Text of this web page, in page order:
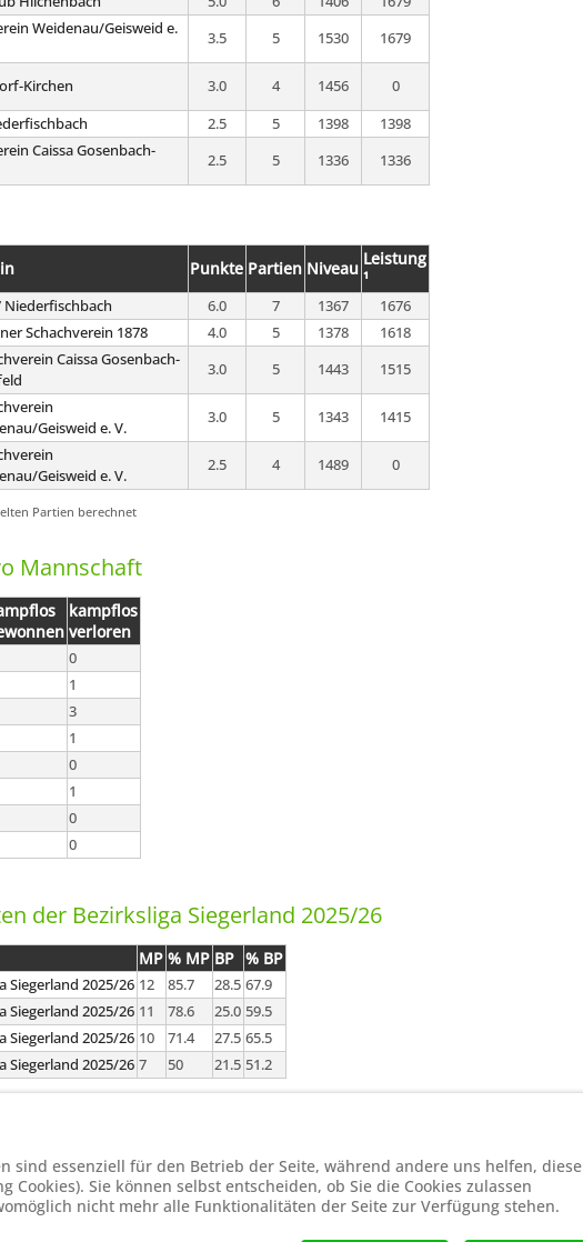
Weidenau/Geisweid e.
3.5 5 1530 1679
Kirchen 3.0 4 1456
0
2.5 5 1398
1398
Caissa Gosenbach-
2.5 5 1336 1336
Punkte Partien Niveau Leistung
¹
Niederfischbach 6.0 7 1367
1676
Schachverein 1878 4.0 5 1378
1618
Caissa Gosenbach-
3.0 5 1443 1515
Geisweid e. V.
3.0 5 1343 1415
Geisweid e. V.
2.5 4 1489 0
Partien berechnet
Mannschaft
kampflos
verloren
0
1
3
1
0
1
0
0
der Bezirksliga Siegerland 2025/26
MP % MP BP % BP
Siegerland 2025/26 12 85.7 28.5 67.9
Siegerland 2025/26 11 78.6 25.0 59.5
Siegerland 2025/26 10 71.4 27.5 65.5
Siegerland 2025/26 7 50 21.5 51.2
angezeigt und befinden sich im Original auf http://schach-
sind essenziell für den Betrieb der Seite, während andere uns helfen, diese
Sie können selbst entscheiden, ob Sie die Cookies zulassen
nicht mehr alle Funktionalitäten der Seite zur Verfügung stehen.